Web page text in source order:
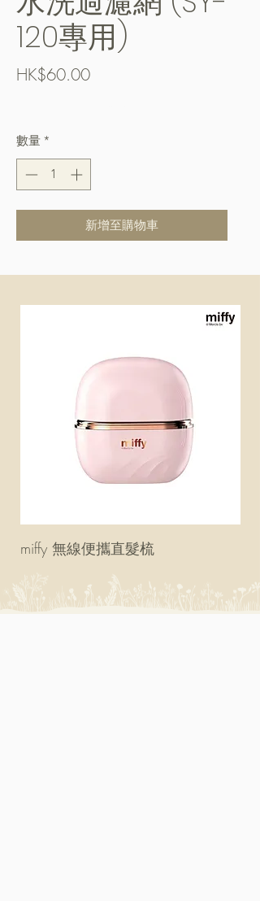
120專用)
HK$60.00價
數量 *
新增至購物車
miffy 無線便攜直髮梳